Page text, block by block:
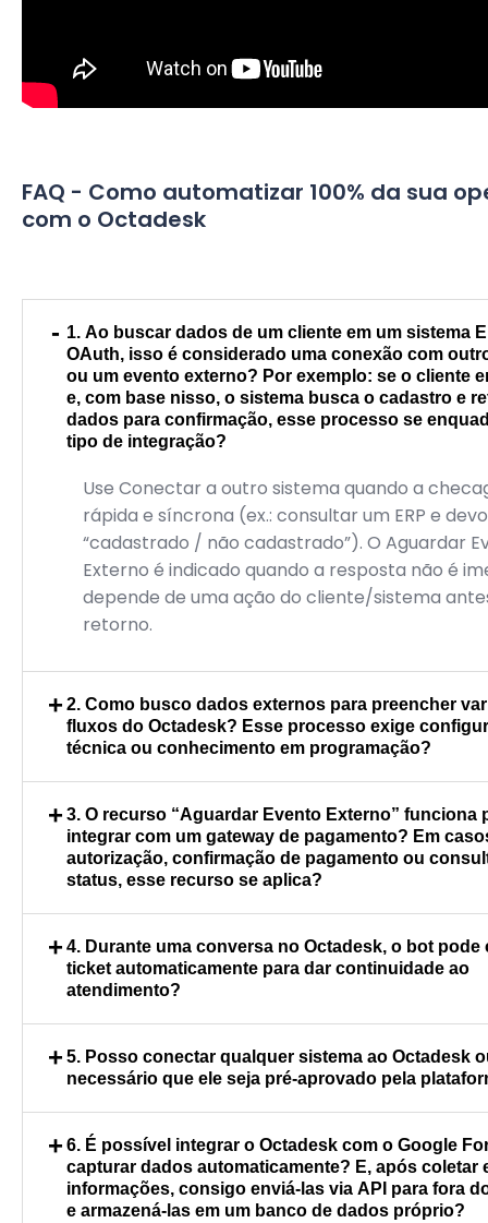
FAQ - Como automatizar 100% da sua
com o Octadesk
- 1. Ao buscar dados de um cliente em um sistema
OAuth, isso é considerado uma conexão com
ou um evento externo? Por exemplo: se o cliente
e, com base nisso, o sistema busca o cadastro e
dados para confirmação, esse processo se
tipo de integração?
Use Conectar a outro sistema quando a
rápida e síncrona (ex.: consultar um ERP e
“cadastrado / não cadastrado”). O Aguardar
Externo é indicado quando a resposta não é
depende de uma ação do cliente/sistema
retorno.
+ 2. Como busco dados externos para preencher
fluxos do Octadesk? Esse processo exige
técnica ou conhecimento em programação?
No caso do recurso Aguardar Evento Externo, é
necessário que o sistema integrado envie um
para a URL do bot, ou seja, há uma etapa de
retornados em variáveis do fluxo, para usá-los
posteriormente no atendimento.
+ 3. O recurso “Aguardar Evento Externo” funciona
integrar com um gateway de pagamento? Em
autorização, confirmação de pagamento ou
status, esse recurso se aplica?
o Aguardar Evento Externo pode ser usado
retorno de um gateway, por exemplo, a
callback.
+ 4. Durante uma conversa no Octadesk, o bot pode
ticket automaticamente para dar continuidade ao
atendimento?
usando o recurso Conectar a outro sistema e
Octadesk, sem a necessidade de utilizar o
Evento Externo.
+ 5. Posso conectar qualquer sistema ao Octadesk
necessário que ele seja pré-aprovado pela
API. O Octadesk permite consultas e criações
via API, e o recurso Aguardar Evento Externo
pode ser utilizado para lidar com processos
+ 6. É possível integrar o Octadesk com o Google
capturar dados automaticamente? E, após coletar
informações, consigo enviá-las via API para fora
e armazená-las em um banco de dados próprio?